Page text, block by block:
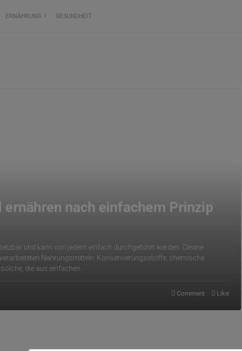
ERNÄHRUNG GESUNDHEIT
ernähren nach einfachem Prinzip
und kann von jedem einfach durchgeführt werden. Cleane
Nahrungsmitteln. Konservierungsstoffe, chemische
die aus einfachen…
Comment Like